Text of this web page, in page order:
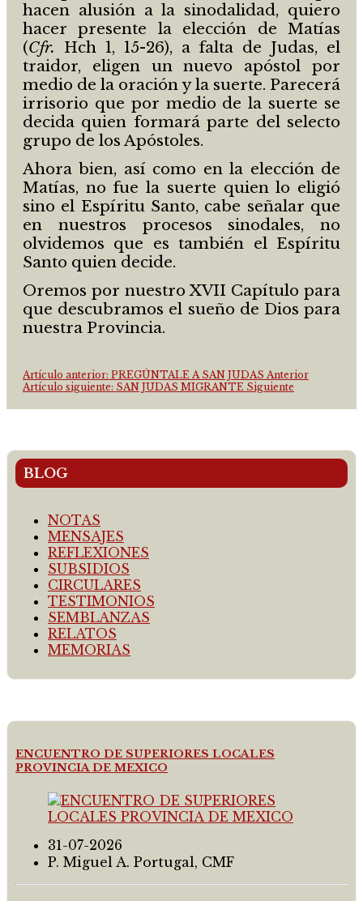
hacen alusión a la sinodalidad, quiero
hacer presente la elección de Matías
(Cfr. Hch 1, 15-26), a falta de Judas, el
traidor, eligen un nuevo apóstol por
medio de la oración y la suerte. Parecerá
irrisorio que por medio de la suerte se
decida quien formará parte del selecto
grupo de los Apóstoles.
Ahora bien, así como en la elección de
Matías, no fue la suerte quien lo eligió
sino el Espíritu Santo, cabe señalar que
en nuestros procesos sinodales, no
olvidemos que es también el Espíritu
Santo quien decide.
Oremos por nuestro XVII Capítulo para
que descubramos el sueño de Dios para
nuestra Provincia.
Artículo anterior: PREGÚNTALE A SAN JUDAS Anterior
Artículo siguiente: SAN JUDAS MIGRANTE Siguiente
BLOG
NOTAS
MENSAJES
REFLEXIONES
SUBSIDIOS
CIRCULARES
TESTIMONIOS
SEMBLANZAS
RELATOS
MEMORIAS
ENCUENTRO DE SUPERIORES LOCALES
PROVINCIA DE MEXICO
31-07-2026
P. Miguel A. Portugal, CMF